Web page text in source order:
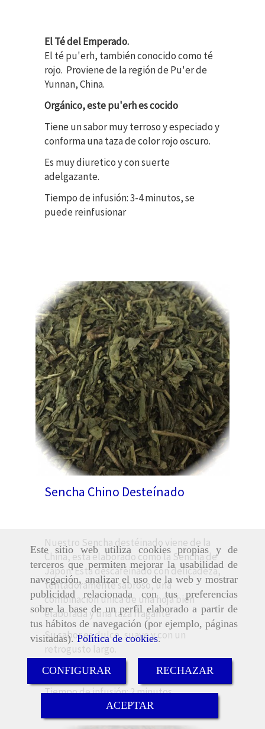
Este sitio web utiliza cookies propias y de
terceros que permiten mejorar la usabilidad de
navegación, analizar el uso de la web y mostrar
publicidad relacionada con tus preferencias
sobre la base de un perfil elaborado a partir de
tus hábitos de navegación (por ejemplo, páginas
visitadas).Política de cookies.
CONFIGURAR RECHAZAR
ACEPTAR
El Té del Emperado.
El té pu'erh, también conocido como té
rojo. Proviene de la región de Pu'er de
Yunnan, China.
Orgánico, este pu'erh es cocido
Tiene un sabor muy terroso y especiado y
conforma una taza de color rojo oscuro.
Es muy diuretico y con suerte
adelgazante.
Tiempo de infusión: 3-4 minutos, se
puede reinfusionar
Sencha Chino Desteínado
Nuestro Sencha destéinado viene de la
China, esta elaborado como la Sencha de
Japón. Esta descaféinado con delicadeza,
tentadoramente sabroso, una
combinación única de una hoja bien
elaborada y una taza fragante
Su sabor es dulce, suave y con un
retrogusto largo.
Orgánico
Tiempo de infusión: 2 minutos